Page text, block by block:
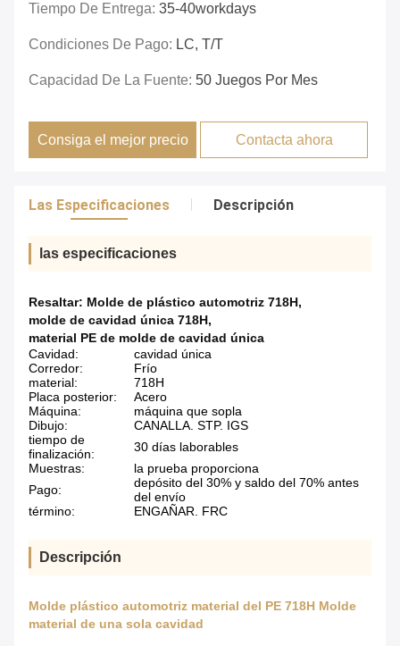
Tiempo De Entrega: 35-40workdays
Condiciones De Pago: LC, T/T
Capacidad De La Fuente: 50 Juegos Por Mes
Consiga el mejor precio Contacta ahora
Las Especificaciones Descripción
las especificaciones
Resaltar: Molde de plástico automotriz 718H,
molde de cavidad única 718H,
material PE de molde de cavidad única
Cavidad:
cavidad única
Corredor:
Frío
material:
718H
Placa posterior:
Acero
Máquina:
máquina que sopla
Dibujo:
CANALLA. STP. IGS
tiempo de
finalización:
30 días laborables
Muestras:
la prueba proporciona
Pago:
depósito del 30% y saldo del 70% antes
del envío
término:
ENGAÑAR. FRC
Descripción
Molde plástico automotriz material del PE 718H Molde
material de una sola cavidad